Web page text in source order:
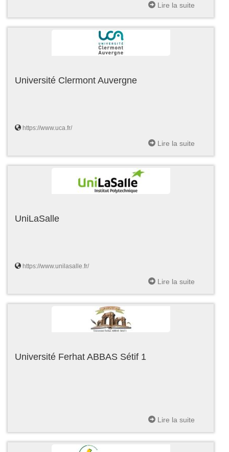
Lire la suite
Université Clermont Auvergne
https://www.uca.fr/
Lire la suite
UniLaSalle
https://www.unilasalle.fr/
Lire la suite
Université Ferhat ABBAS Sétif 1
Lire la suite